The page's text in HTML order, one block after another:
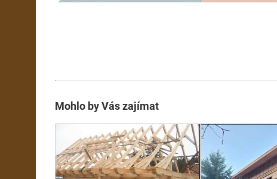
Mohlo by Vás zajímat